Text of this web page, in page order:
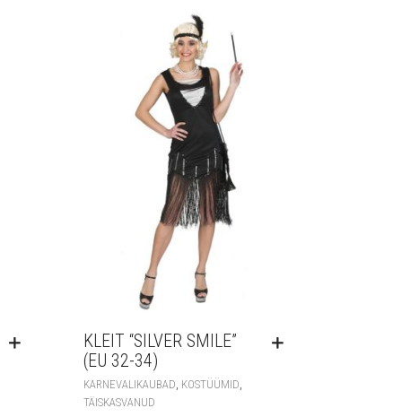
KLEIT “SILVER SMILE”
(EU 32-34)
KARNEVALIKAUBAD KOSTÜÜMID
TÄISKASVANUD